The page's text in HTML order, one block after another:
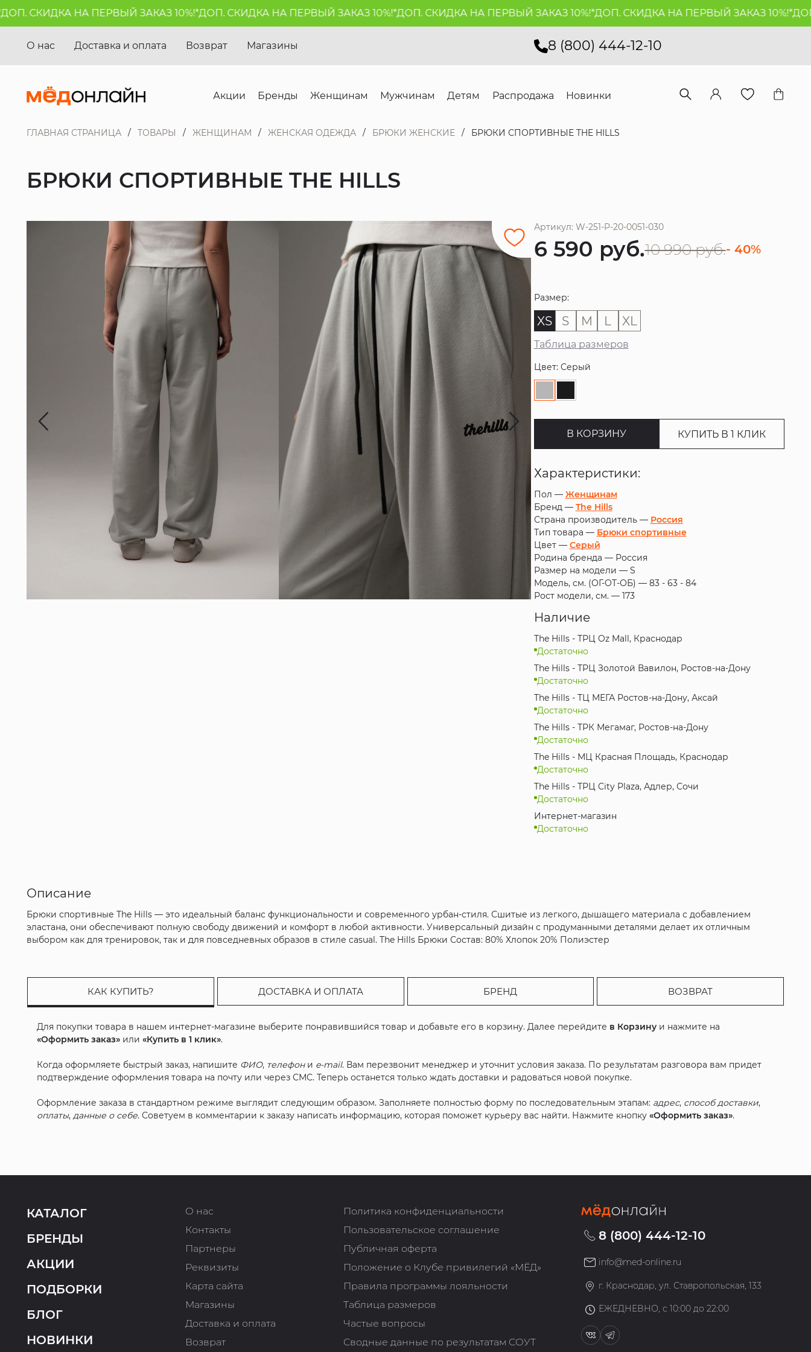
СКИДКА НА ПЕРВЫЙ ЗАКАЗ 10%!*ДОП. СКИДКА НА ПЕРВЫЙ ЗАКАЗ 10%!*ДОП. СКИДКА НА ПЕРВЫЙ ЗАКАЗ 10%!*ДОП. СКИДКА НА ПЕРВЫЙ ЗАКАЗ 10%!*ДОП.
8 (800) 444-12-10
О нас Доставка и оплата Возврат Магазины
Акции Бренды Женщинам Мужчинам Детям Распродажа Новинки
ГЛАВНАЯ СТРАНИЦА ТОВАРЫ ЖЕНЩИНАМ ЖЕНСКАЯ ОДЕЖДА БРЮКИ ЖЕНСКИЕ БРЮКИ СПОРТИВНЫЕ THE HILLS
БРЮКИ СПОРТИВНЫЕ THE HILLS
Артикул: W-251-P-20-0051-030
6 590 руб.10 990 руб.- 40%
Размер:
XS S M L XL
Таблица размеров
Цвет: Серый
В КОРЗИНУ КУПИТЬ В 1 КЛИК
Характеристики:
Пол — Женщинам
Бренд — The Hills
Страна производитель — Россия
Тип товара — Брюки спортивные
Цвет — Серый
Родина бренда — Россия
Размер на модели — S
Модель, см. (ОГ-ОТ-ОБ) — 83 - 63 - 84
Рост модели, см. — 173
Наличие
The Hills - ТРЦ Oz Mall, Краснодар
Достаточно
The Hills - ТРЦ Золотой Вавилон, Ростов-на-Дону
Достаточно
The Hills - ТЦ МЕГА Ростов-на-Дону, Аксай
Достаточно
The Hills - ТРК Мегамаг, Ростов-на-Дону
Достаточно
The Hills - МЦ Красная Площадь, Краснодар
Достаточно
The Hills - ТРЦ City Plaza, Адлер, Сочи
Достаточно
Интернет-магазин
Достаточно
Описание
Брюки спортивные The Hills — это идеальный баланс функциональности и современного урбан-стиля. Сшитые из легкого, дышащего материала с добавлением
эластана, они обеспечивают полную свободу движений и комфорт в любой активности. Универсальный дизайн с продуманными деталями делает их отличным
выбором как для тренировок, так и для повседневных образов в стиле casual. The Hills Брюки Состав: 80% Хлопок 20% Полиэстер
КАК КУПИТЬ? ДОСТАВКА И ОПЛАТА БРЕНД ВОЗВРАТ
Для покупки товара в нашем интернет-магазине выберите понравившийся товар и добавьте его в корзину. Далее перейдите в Корзину и нажмите на
«Оформить заказ» или«Купить в 1 клик».
Когда оформляете быстрый заказ, напишите ФИО, телефони e-mail. Вам перезвонит менеджер и уточнит условия заказа. По результатам разговора вам придет
подтверждение оформления товара на почту или через СМС. Теперь останется только ждать доставки и радоваться новой покупке.
Оформление заказа в стандартном режиме выглядит следующим образом. Заполняете полностью форму по последовательным этапам: адрес, способ доставки,
оплаты,данные о себе. Советуем в комментарии к заказу написать информацию, которая поможет курьеру вас найти. Нажмите кнопку«Оформить заказ».
КАТАЛОГ
БРЕНДЫ
АКЦИИ
ПОДБОРКИ
БЛОГ
НОВИНКИ
О нас
Контакты
Партнеры
Реквизиты
Карта сайта
Магазины
Доставка и оплата
Возврат
Политика конфиденциальности
Пользовательское соглашение
Публичная оферта
Положение о Клубе привилегий «МЁД»
Правила программы лояльности
Таблица размеров
Частые вопросы
Сводные данные по результатам СОУТ
8 (800) 444-12-10
info@med-online.ru
г. Краснодар, ул. Ставропольская, 133
ЕЖЕДНЕВНО, с 10:00 до 22:00